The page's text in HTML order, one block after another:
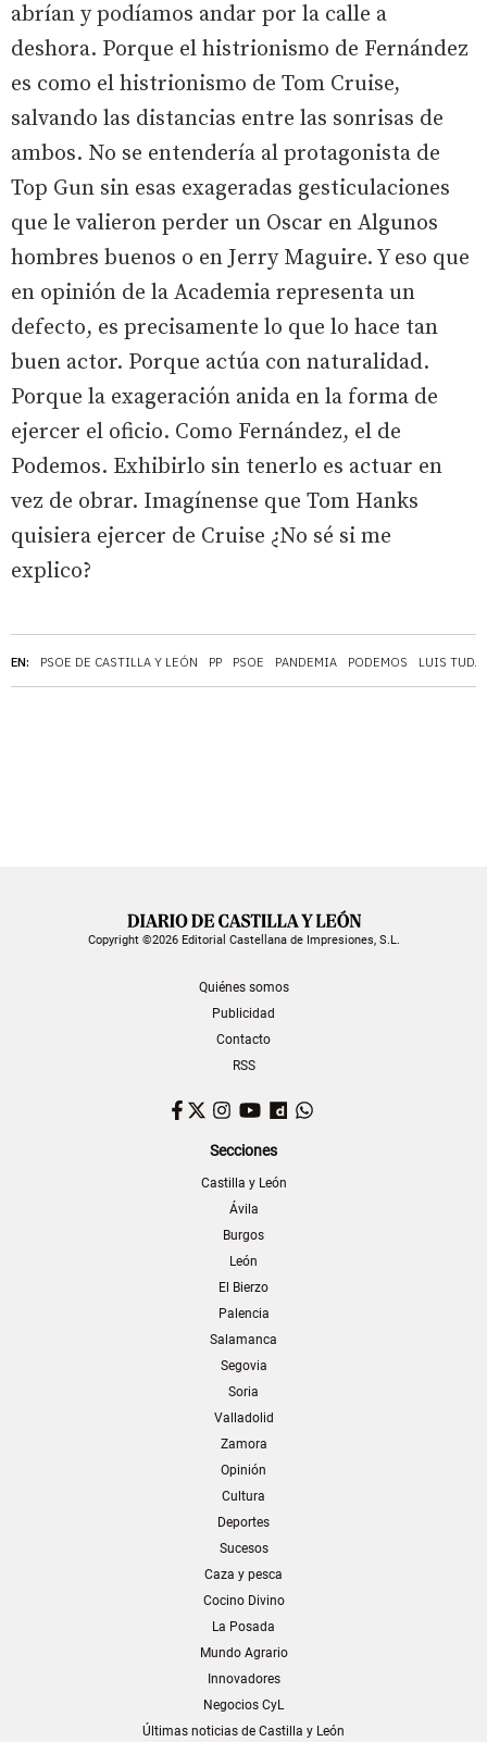
EN: PSOE DE CASTILLA Y LEÓN PP PSOE PANDEMIA PODEMOS LUIS
abrían y podíamos andar por la calle a
deshora. Porque el histrionismo de Fernández
es como el histrionismo de Tom Cruise,
salvando las distancias entre las sonrisas de
ambos. No se entendería al protagonista de
Top Gun sin esas exageradas gesticulaciones
que le valieron perder un Oscar en Algunos
hombres buenos o en Jerry Maguire. Y eso que
en opinión de la Academia representa un
defecto, es precisamente lo que lo hace tan
buen actor. Porque actúa con naturalidad.
Porque la exageración anida en la forma de
ejercer el oficio. Como Fernández, el de
Podemos. Exhibirlo sin tenerlo es actuar en
vez de obrar. Imagínense que Tom Hanks
quisiera ejercer de Cruise ¿No sé si me
explico?
Copyright ©2026 Editorial Castellana de Impresiones, S.L.
Quiénes somos
Publicidad
Contacto
RSS
Facebook
TwitterInstagram
YouTubeDailymotion
Secciones
Castilla y León
Ávila
Burgos
León
El Bierzo
Palencia
Salamanca
Segovia
Soria
Valladolid
Zamora
Opinión
Cultura
Deportes
Sucesos
Caza y pesca
Cocino Divino
La Posada
Mundo Agrario
Innovadores
Negocios CyL
Últimas noticias de Castilla y León